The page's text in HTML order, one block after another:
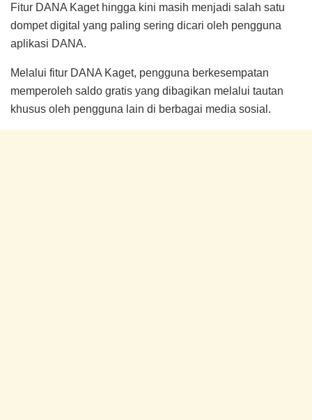
Fitur DANA Kaget hingga kini masih menjadi salah satu
dompet digital yang paling sering dicari oleh pengguna
aplikasi DANA.
Melalui fitur DANA Kaget, pengguna berkesempatan
memperoleh saldo gratis yang dibagikan melalui tautan
khusus oleh pengguna lain di berbagai media sosial.